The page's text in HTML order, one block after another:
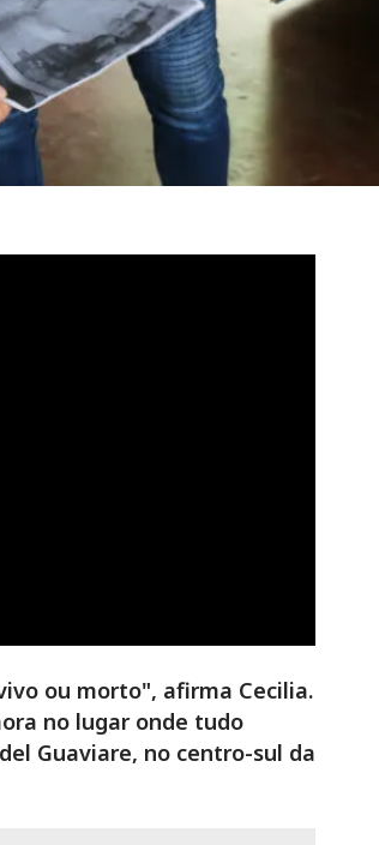
ou morto", afirma Cecilia.
no lugar onde tudo
Guaviare, no centro-sul da